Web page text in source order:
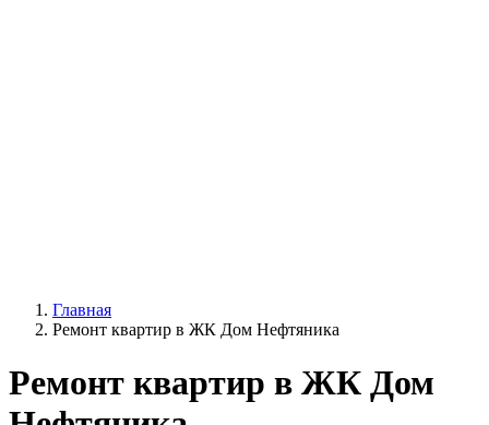
Главная
Ремонт квартир в ЖК Дом Нефтяника
Ремонт квартир в ЖК Дом